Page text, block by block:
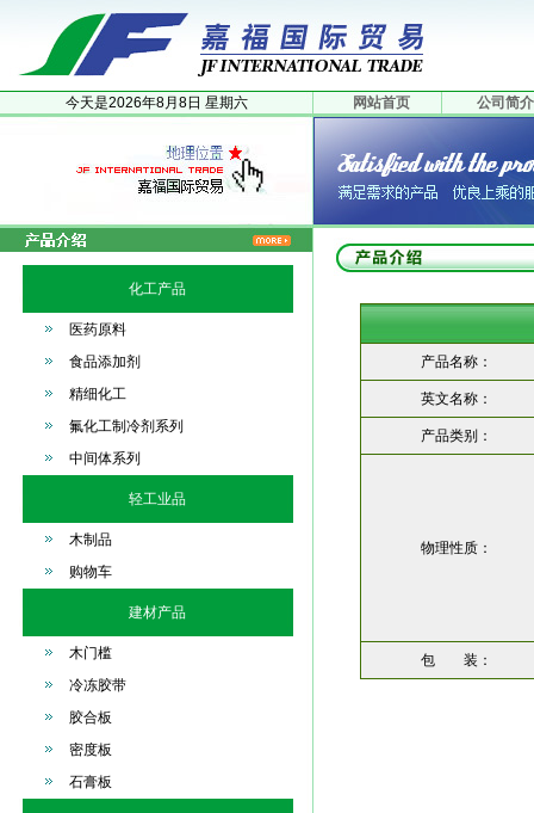
今天是2026年8月 8日 星期六 网站首页 公司简介
化工产品
医药原料
食品添加剂
精细化工
氟化工制冷剂系列
中间体系列
轻工业品
木制品
购物车
建材产品
木门槛
冷冻胶带
胶合板
密度板
石膏板
产品名称：
英文名称：
产品类别：
物理性质：
包 装：